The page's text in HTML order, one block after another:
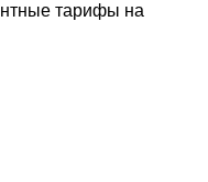
тарифы на